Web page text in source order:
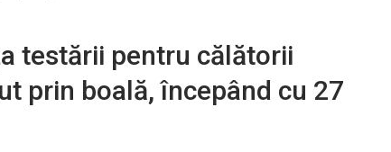
testării pentru călătorii
prin boală, începând cu 27